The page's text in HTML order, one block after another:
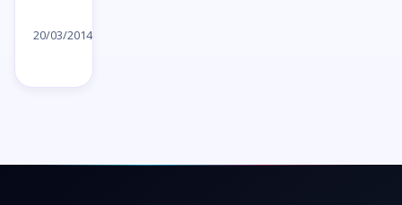
20/03/2014